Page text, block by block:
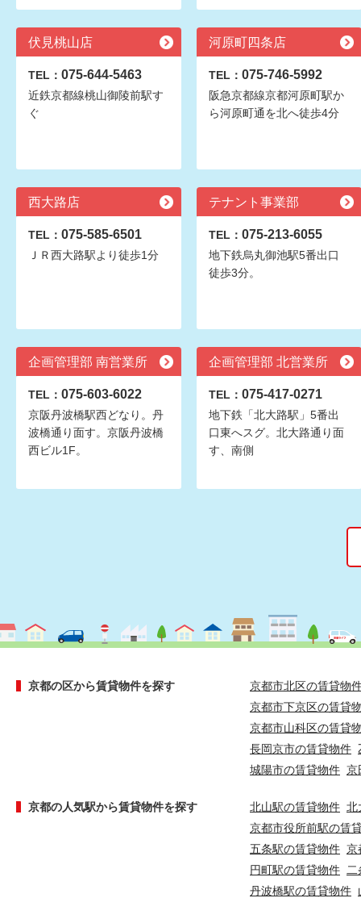
伏見桃山店
TEL： 075-644-5463
近鉄京都線桃山御陵前駅す
ぐ
河原町四条店
TEL： 075-746-5992
阪急京都線京都河原町駅か
ら河原町通を北へ徒歩4分
西大路店
TEL： 075-585-6501
ＪＲ西大路駅より徒歩1分
テナント事業部
TEL： 075-213-6055
地下鉄烏丸御池駅5番出口
徒歩3分。
企画管理部 南営業所
TEL： 075-603-6022
京阪丹波橋駅西どなり。丹
波橋通り面す。京阪丹波橋
西ビル1F。
企画管理部 北営業所
TEL： 075-417-0271
地下鉄「北大路駅」5番出
口東へスグ。北大路通り面
す、南側
京都の区から賃貸物件を探す
京都市北区の賃貸物
京都市下京区の賃貸
京都市山科区の賃貸
長岡京市の賃貸物件
城陽市の賃貸物件 京
京都の人気駅から賃貸物件を探す 北山駅の賃貸物件 北
京都市役所前駅の賃
五条駅の賃貸物件 京
円町駅の賃貸物件
丹波橋駅の賃貸物件